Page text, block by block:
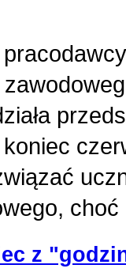
koniec
z